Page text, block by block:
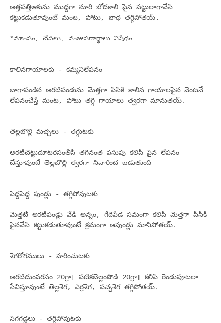
అత్తపత్తిఆకును ముద్దగా నూరి బోదకాలి పైన పట్టులాగావేసి
కట్టుకడుతూవుంటే మంట, పోటు, బాధ తగ్గిపోతయ్.
*మాంసం, చేపలు, నంజుపదార్థాలు నిషేధం
కాలినగాయాలకు - కమ్మనిలేపనం
బాగాపండిన అరటిపండును మెత్తగా పిసికి కాలిన గాయాలపైన వెంటనే
లేపనంచేస్తే మంట, పోటు తగ్గి గాయాలు త్వరగా మానుతయ్.
తెల్లబొల్లి మచ్చలు - తగ్గుటకు
అరటిచెట్టుదూటరసంతీసి తగినంత పసుపు కలిపి పైన లేపనం
చేస్తూవుంటే తెల్లబొల్లి త్వరగా నివారించ బడుతుంది
పెద్దపెద్ద పుండ్లు - తగ్గిపోవుటకు
మెత్తటి అరటిపండ్లు వేడి అన్నం, గేదెపేడ సమంగా కలిపి మెత్తగా పిసికి
పైనవేసి కట్టుకడుతూవుంటే క్రమంగా ఆపుండ్లు మానిపోతయ్.
శెగరోగములు - హరించుటకు
అరటిదుంపరసం 20గ్రా॥ పటికబెల్లంపొడి 20గ్రా॥ కలిపి రెండుపూటలా
సేవిస్తూవుంటే తెల్లశెగ, ఎర్రశెగ, పచ్చశెగ తగ్గిపోతయ్.
సెగగడ్డలు - తగ్గిపోవుటకు